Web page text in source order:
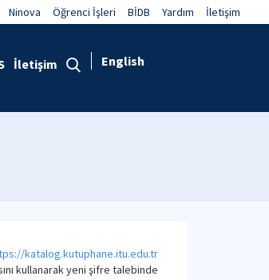
Ninova Öğrenci İşleri BİDB Yardım İletişim
İletişim English
katalog.kutuphane.itu.edu.tr
kullanarak yeni şifre talebinde